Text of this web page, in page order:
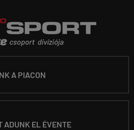
A PIACON
ADUNK EL ÉVENTE